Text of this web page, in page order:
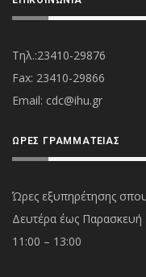
Τηλ.:23410-29876
Fax: 23410-29866
Εmail: cdc@ihu.gr
ΏΡΕΣ ΓΡΑΜΜΑΤΕΊΑΣ
Ώρες εξυπηρέτησης
Δευτέρα έως Παρασκευή
11:00 – 13:00